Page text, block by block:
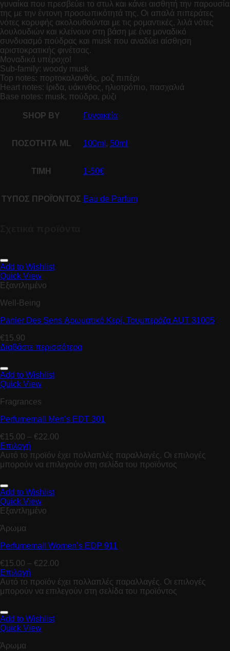
γυναίκα που πρεσβεύει το στυλ και κάνει αισθητή την παρουσία
της με την έντονη προσωπικότητά της. Οι απαλά πιπεράτες
νότες κορυφής ακολουθούνται με τις ρομαντικές, λιλά νότες
λουλουδιών και κλείνουν στη βάση με ένα μοναδικό
συνδυασμό πούδρας και musk που αναδύει αίσθηση
αριστοκρατικής φινέτσας.
Μοναδικά υπέροχο!
Sub-family: woody musk
Top notes: πορτοκαλανθός, ροζ πιπέρι
Heart notes: ίριδα, υάκινθος, ηλιοτρόπιο, πασχαλιά
Base notes: musk, πούδρα, ρύζι
SHOP BY Γυναικεία
ΠΟΣΟΤΗΤΑ ML 100ml , 50ml
ΤΙΜΗ 1-50€
ΤΥΠΟΣ ΠΡΟΪΌΝΤΟΣ Eau de Parfum
Add to Wishlist
Quick View
Εξαντλημένο
Well-Being
Panier Des Sens Αρωματικό Κερί, Τουμπερόζα AUT 31005
€15.90
Διαβάστε περισσότερα
Add to Wishlist
Quick View
Fragrances
Perfumemall Men’s EDT 301
€15.00 – €22.00
Επιλογή
Αυτό το προϊόν έχει πολλαπλές παραλλαγές. Οι επιλογές
μπορούν να επιλεγούν στη σελίδα του προϊόντος
Add to Wishlist
Quick View
Εξαντλημένο
Άρωμα
Perfumemall Women’s EDP 911
€15.00 – €22.00
Επιλογή
Αυτό το προϊόν έχει πολλαπλές παραλλαγές. Οι επιλογές
μπορούν να επιλεγούν στη σελίδα του προϊόντος
Add to Wishlist
Quick View
Άρωμα